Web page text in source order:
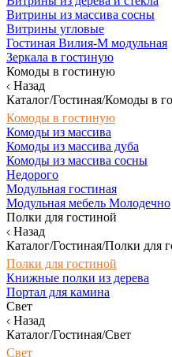
Витрины из массива сосны
Витрины угловые
Гостиная Вилия-М модульная
Зеркала в гостиную
Комоды в гостиную
Назад
Каталог/Гостиная/Комоды в
Комоды в гостиную
Комоды из массива
Комоды из массива дуба
Комоды из массива сосны
Недорого
Модульная гостиная
Модульная мебель Молодечно
Полки для гостиной
Назад
Каталог/Гостиная/Полки для
Полки для гостиной
Книжные полки из дерева
Портал для камина
Свет
Назад
Каталог/Гостиная/Свет
Свет